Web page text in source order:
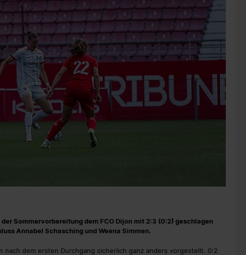
Sommervorbereitung dem FCO Dijon mit 2:3 (0:2) geschlagen
Annabel Schasching und Weena Simmen.
nach dem ersten Durchgang sicherlich ganz anders vorgestellt. 0:2